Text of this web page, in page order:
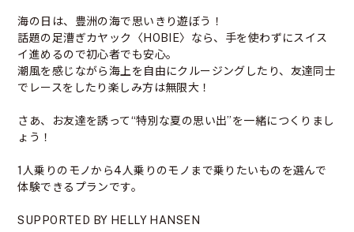
海の日は、豊洲の海で思いきり遊ぼう！
話題の足漕ぎカヤック〈HOBIE〉なら、手を使わずにスイス
イ進めるので初心者でも安心。
潮風を感じながら海上を自由にクルージングしたり、友達同士
でレースをしたり楽しみ方は無限大！
さあ、お友達を誘って“特別な夏の思い出”を一緒につくりまし
ょう！
1人乗りのモノから4人乗りのモノまで乗りたいものを選んで
体験できるプランです。
SUPPORTED BY HELLY HANSEN